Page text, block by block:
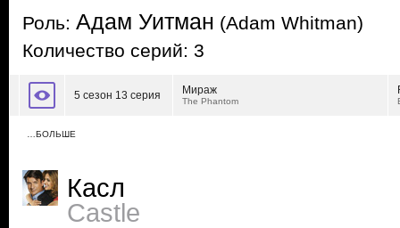
Роль: Адам Уитман (Adam Whitman)
Количество серий: 3
5 сезон 13 серия Мираж
The Phantom
…БОЛЬШЕ
Касл
Castle